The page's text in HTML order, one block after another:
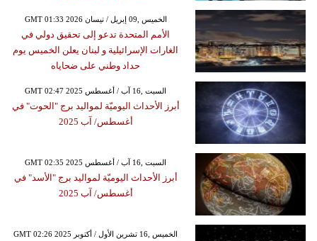
GMT 01:33 2026 الخميس ,09 إبريل / نيسان
الأمم المتحدة تدعو إلى تحقيق دولي في
الغارات الإسرائيلية و لبنان يعلن الخميس يوم
حداد وطني على ضحاياه
GMT 02:47 2025 السبت ,16 آب / أغسطس
أبرز الأحداث اليوميّة لمواليد برج "الحوت" في
أغسطس/ آب 2025
GMT 02:35 2025 السبت ,16 آب / أغسطس
أبرز الأحداث اليوميّة لمواليد برج "الأسد" في
أغسطس/ آب 2025
GMT 02:26 2025 الخميس ,16 تشرين الأول / أكتوبر